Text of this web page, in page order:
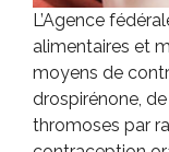
L’Agence
alimentaires et
moyens de
drospirénone,
thromoses par